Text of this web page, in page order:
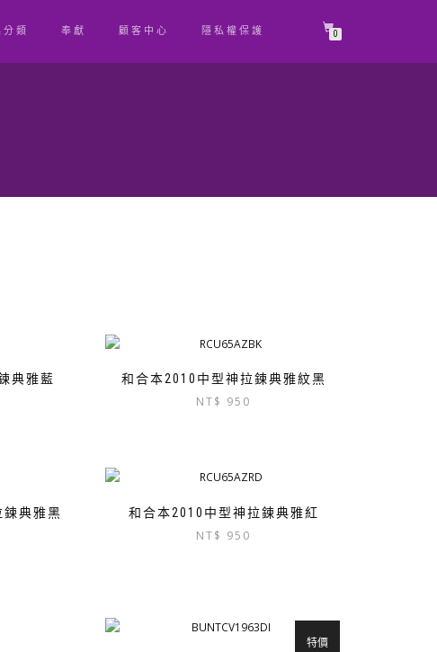
類 奉獻 顧客中心 隱私權保護 0
典雅藍 和合本2010中型神拉鍊典雅紋黑
NT$ 950
典雅黑 和合本2010中型神拉鍊典雅紅
NT$ 950
特價